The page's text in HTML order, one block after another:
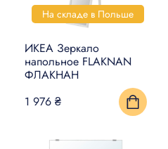
На складе в Польше
ИКЕА Зеркало
напольное FLAKNAN
ФЛАКНАН
1 976 ₴